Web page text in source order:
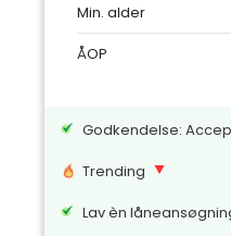
Min. alder
ÅOP
Godkendelse:
Trending
Lav èn